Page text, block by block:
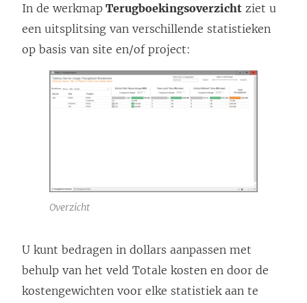
In de werkmap Terugboekingsoverzicht ziet u
een uitsplitsing van verschillende statistieken
op basis van site en/of project:
Overzicht
U kunt bedragen in dollars aanpassen met
behulp van het veld Totale kosten en door de
kostengewichten voor elke statistiek aan te